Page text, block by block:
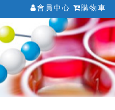
會員中心 購物車